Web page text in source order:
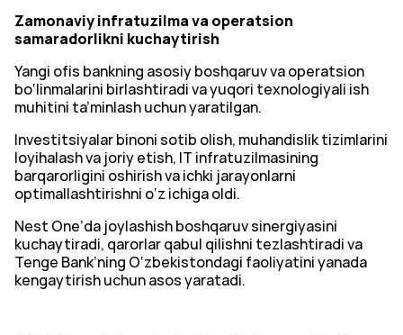
Zamonaviy infratuzilma va operatsion
samaradorlikni kuchaytirish
Yangi ofis bankning asosiy boshqaruv va operatsion
bo‘linmalarini birlashtiradi va yuqori texnologiyali ish
muhitini ta’minlash uchun yaratilgan.
Investitsiyalar binoni sotib olish, muhandislik tizimlarini
loyihalash va joriy etish, IT infratuzilmasining
barqarorligini oshirish va ichki jarayonlarni
optimallashtirishni o‘z ichiga oldi.
Nest One’da joylashish boshqaruv sinergiyasini
kuchaytiradi, qarorlar qabul qilishni tezlashtiradi va
Tenge Bank’ning O‘zbekistondagi faoliyatini yanada
kengaytirish uchun asos yaratadi.